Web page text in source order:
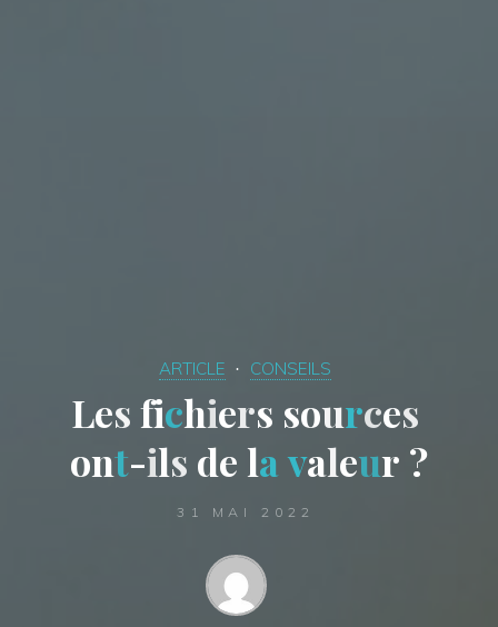
ARTICLE CONSEILS
Lesfichiers sources
ont-ils delavaleur ?
31 MAI 2022